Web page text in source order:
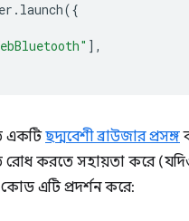
. launch({
],
একটিছদ্মবেশী ব্রাউজার প্রসঙ্গ
রোধ করতে সহায়তা করে
কোড এটি প্রদর্শন করে: